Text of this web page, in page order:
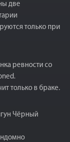
две
только при
ревности со
только в браке.
Чёрный